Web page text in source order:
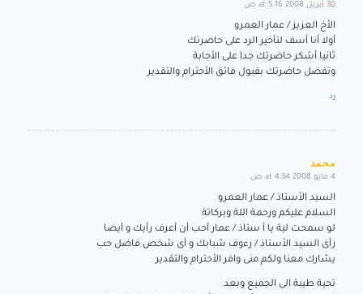
says:
30 أبريل 2008 at 5:16 ص
الأخ العزيز / عمار العمرو
أولا أنا أسف لتأخير الرد على حاضرتك
ثانيا أشكر حاضرتك جدا على الأجابة
وتفضل حاضرتك بقبول فائق الأحترام والتقدير
رد
محمد
says:
4 مايو 2008 at 4:34 ص
السيد الأستاذ / عمار العمرو
السلام عليكم ورحمة اللة وبركاتة
لو سمحت لية يا أ ستاذ / عمار أحب أن أعرف رأيك و أيضا
رأى السيد الأستاذ / رءوف شبابك و أى شخص فاضل حب
يشارك معنا ولكم منى وافر الأحترام والتقدير
تحية طيبة الى الجميع وبعد